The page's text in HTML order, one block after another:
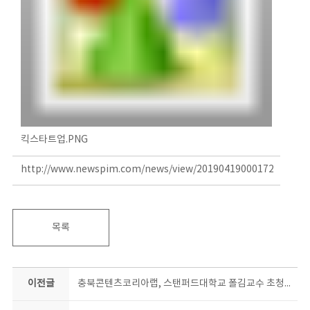
킥스타트업.PNG
http://www.newspim.com/news/view/20190419000172
목록
이전글 충북콘텐츠코리아랩, 스탠퍼드대학교 폴김교수 초청강연